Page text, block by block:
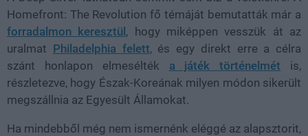
Homefront: The Revolution fő témáját bemutatták már a
forradalmon keresztül , hogy miképpen vesszük át az
uralmat Philadelphia felett, és egy direkt erre a célra
szánt honlapon elmesélték a játék történelmét is,
részletezve, hogy Észak-Koreának milyen módon sikerült
megszállnia az Egyesült Államokat.
Ha mindebből még nem ismernénk eléggé az alapsztorit,